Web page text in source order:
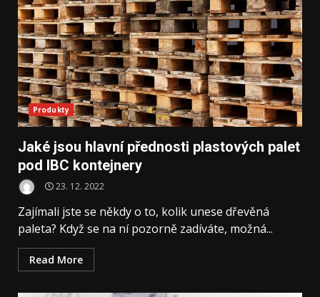
Produkty
Jaké jsou hlavní přednosti plastových palet
pod IBC kontejnery
23. 12. 2022
Zajímali jste se někdy o to, kolik unese dřevěná
paleta? Když se na ní pozorně zadíváte, možná...
Read More